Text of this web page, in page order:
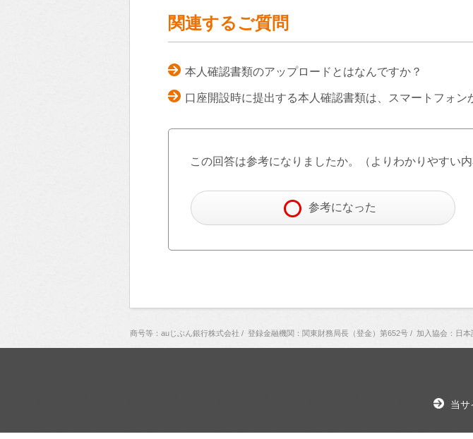
関連するご質問
本人確認書類のアップロードとはなんですか？
口座開設時に提出する本人確認書類は、スマートフォン
この回答は参考になりましたか。（よりわかりやすい
参考になった
商号等：auじぶん銀行株式会社 / 登録金融機関：関東財務局長（登金）第652号 / 加入協会：日
当サ